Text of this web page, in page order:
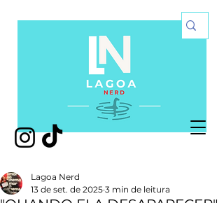
Lagoa Nerd
13 de set. de 2025 3 min de leitura